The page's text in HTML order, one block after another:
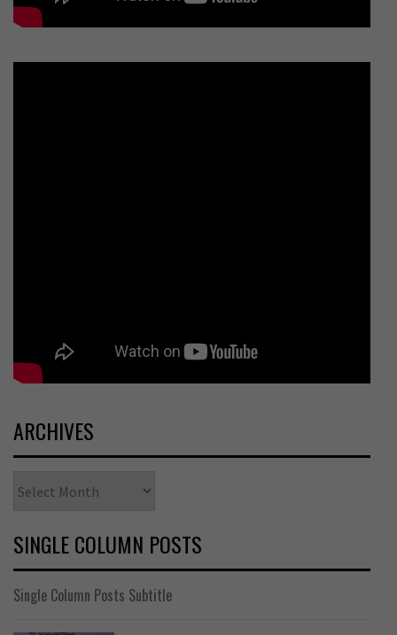
ARCHIVES
SINGLE COLUMN POSTS
Single Column Posts Subtitle